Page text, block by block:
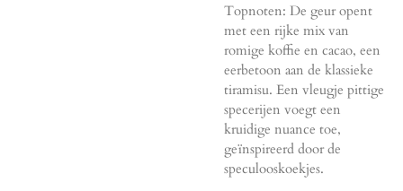
Topnoten: De geur opent
met een rijke mix van
romige koffie en cacao, een
eerbetoon aan de klassieke
tiramisu. Een vleugje pittige
specerijen voegt een
kruidige nuance toe,
geïnspireerd door de
speculooskoekjes.